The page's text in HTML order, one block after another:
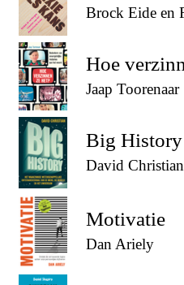
Brock Eide en
Hoe
Jaap Toorenaar
Big History
David Christian
Motivatie
Dan Ariely